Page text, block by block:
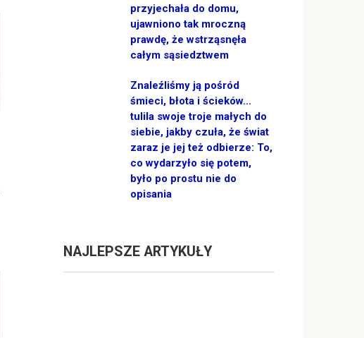
przyjechała do domu,
ujawniono tak mroczną
prawdę, że wstrząsnęła
całym sąsiedztwem
Znaleźliśmy ją pośród
śmieci, błota i ścieków…
tulila swoje troje małych do
siebie, jakby czuła, że świat
zaraz je jej też odbierze: To,
co wydarzyło się potem,
było po prostu nie do
opisania
NAJLEPSZE ARTYKUŁY